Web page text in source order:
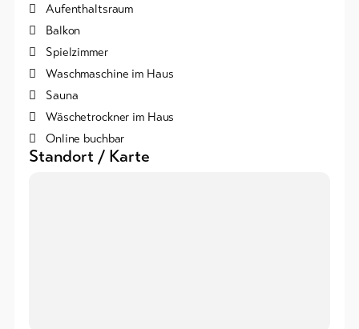
Aufenthaltsraum
Balkon
Spielzimmer
Waschmaschine im Haus
Sauna
Wäschetrockner im Haus
Online buchbar
Standort / Karte